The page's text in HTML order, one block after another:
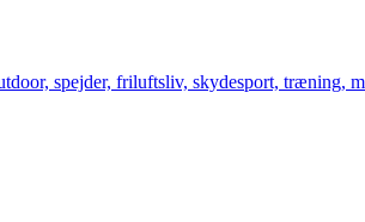
spejder, friluftsliv, skydesport, træning,